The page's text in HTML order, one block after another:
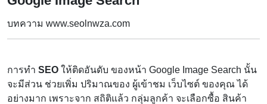
บทความ www.seolnwza.com
การทำ SEO ให้ติดอันดับ ของหน้า Google Image Search นั้น
จะมีส่วน ช่วยเพิ่ม ปริมาณของ ผู้เข้าชม เว็บไซต์ ของคุณ ได้
อย่างมาก เพราะจาก สถิติแล้ว กลุ่มลูกค้า จะเลือกซื้อ สินค้า